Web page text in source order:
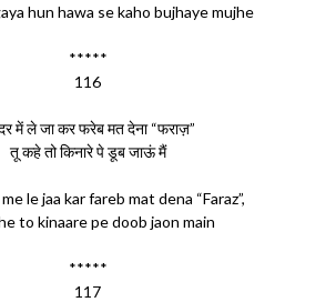
hun hawa se kaho bujhaye mujhe
*****
116
में ले जा कर फरेब मत देना “फराज़”
तू कहे तो किनारे पे डूब जाऊं मैं
le jaa kar fareb mat dena “Faraz”,
to kinaare pe doob jaon main
*****
117